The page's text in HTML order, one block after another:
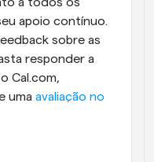
apoio contínuo.
sobre as
responder a
Cal.com,
uma avaliação no